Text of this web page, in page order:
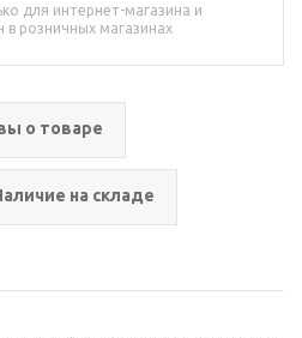
для интернет-магазина и
розничных магазинах
о товаре
на складе